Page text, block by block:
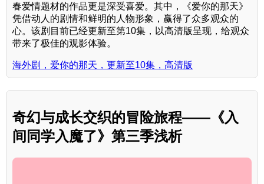
春爱情题材的作品更是深受喜爱。其中，《爱你的那天》
凭借动人的剧情和鲜明的人物形象，赢得了众多观众的
心。该剧目前已经更新至第10集，以高清版呈现，给观众
带来了极佳的观影体验。
海外剧，爱你的那天，更新至10集，高清版
奇幻与成长交织的冒险旅程——《入
间同学入魔了》第三季浅析